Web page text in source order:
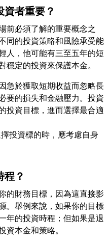
者重要？
前必須了解的重要概念之
同的投資策略和風險承受能
人，他可能有三至五年的短
急於獲取短期收益而忽略長
要的損失和金融壓力。投資
投資目標，進而選擇最合適
投資標的時，應考慮自身
程？
的財務目標，因為這直接影
。舉例來說，如果你的目標
年的投資時程；但如果是退